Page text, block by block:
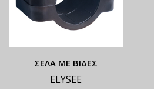
ΣΕΛΑ ΜΕ ΒΙΔΕΣ
ELYSEE